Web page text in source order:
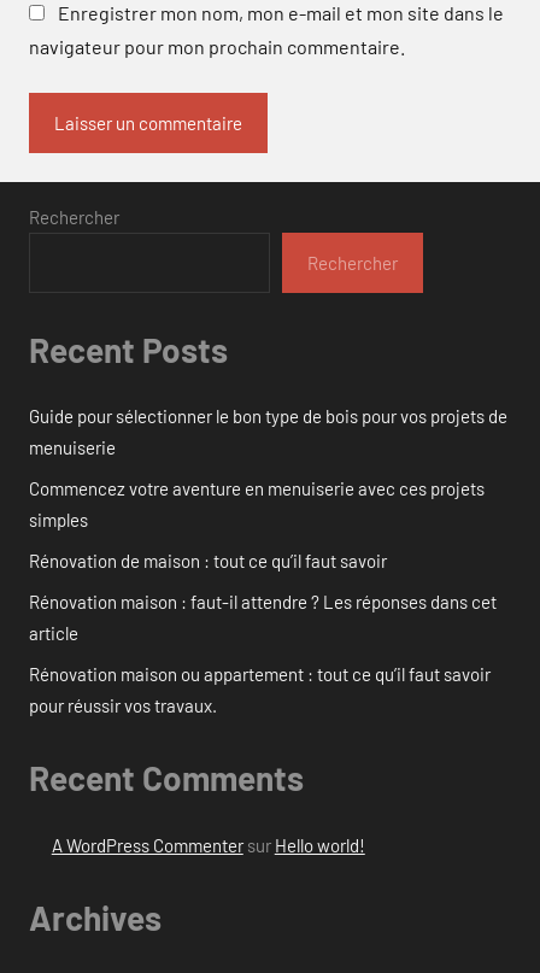
Enregistrer mon nom, mon e-mail et mon site dans le
navigateur pour mon prochain commentaire.
Rechercher
Rechercher
Recent Posts
Guide pour sélectionner le bon type de bois pour vos projets de
menuiserie
Commencez votre aventure en menuiserie avec ces projets
simples
Rénovation de maison : tout ce qu’il faut savoir
Rénovation maison : faut-il attendre ? Les réponses dans cet
article
Rénovation maison ou appartement : tout ce qu’il faut savoir
pour réussir vos travaux.
Recent Comments
A WordPress Commentersur Hello world!
Archives